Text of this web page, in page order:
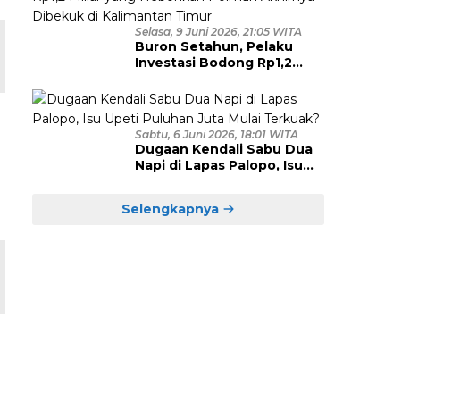
Selasa, 9 Juni 2026, 21:05 WITA
Buron Setahun, Pelaku
Investasi Bodong Rp1,2
Polman Akhirnya Dibekuk
di Kalimantan Timur
Sabtu, 6 Juni 2026, 18:01 WITA
Dugaan Kendali Sabu Dua
Napi di Lapas Palopo, Isu
Selengkapnya